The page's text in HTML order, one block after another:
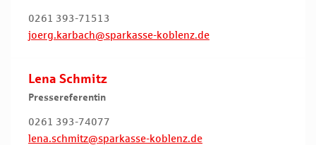
0261 393-71513
joerg.karbach@sparkasse-koblenz.de
Lena Schmitz
Pressereferentin
0261 393-74077
lena.schmitz@sparkasse-koblenz.de